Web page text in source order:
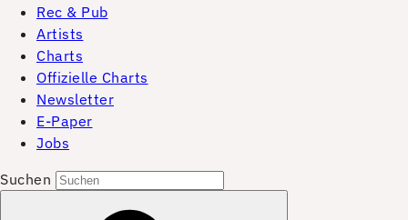
Rec & Pub
Artists
Charts
Offizielle Charts
Newsletter
E-Paper
Jobs
Suchen